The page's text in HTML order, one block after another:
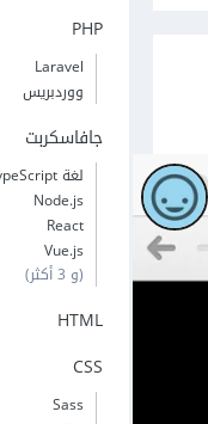
PHP
Laravel
ووردبريس
جافاسكربت
لغة TypeScript
Node.js
React
Vue.js
(و 3 أكثر)
HTML
CSS
Sass